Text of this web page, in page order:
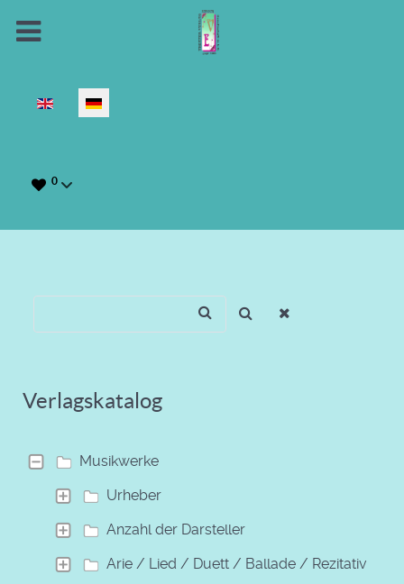
Sprache auswählen
0
Verlagskatalog
Musikwerke
Urheber
Anzahl der Darsteller
Arie / Lied / Duett / Ballade / Rezitativ